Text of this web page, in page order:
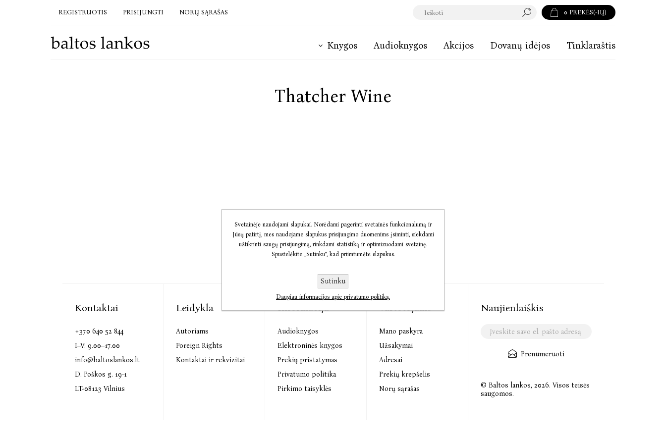
REGISTRUOTIS PRISIJUNGTI NORŲ SĄRAŠAS 0 PREKĖS(-IŲ)
Knygos Audioknygos Akcijos Dovanų idėjos Tinklaraštis
Thatcher Wine
Kontaktai
+370 640 52 844
I–V: 9.00–17.00
info@baltoslankos.lt
D. Poškos g. 19-1
LT-08123 Vilnius
Leidykla
Autoriams
Foreign Rights
Kontaktai ir rekvizitai
Informacija
Audioknygos
Elektroninės knygos
Prekių pristatymas
Privatumo politika
Pirkimo taisyklės
Vartotojams
Mano paskyra
Užsakymai
Adresai
Prekių krepšelis
Norų sąrašas
Naujienlaiškis
Prenumeruoti
© Baltos lankos, 2026. Visos teisės
saugomos.
Svetainėje naudojami slapukai. Norėdami pagerinti svetainės funkcionalumą ir
Jūsų patirtį, mes naudojame slapukus prisijungimo duomenims įsiminti, siekdami
užtikrinti saugų prisijungimą, rinkdami statistiką ir optimizuodami svetainę.
Spustelėkite „Sutinku“, kad priimtumėte slapukus.
Sutinku
Daugiau informacijos apie privatumo politiką.